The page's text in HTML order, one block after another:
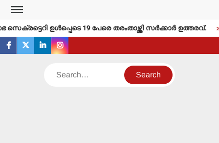
Skip
content
ഉള്‍പ്പെടെ 19 പേരെ തരംതാഴ്ത്തി സര്‍ക്കാര്‍ ഉത്തരവ്.
facebook
twitterlinkedininstagram
Search